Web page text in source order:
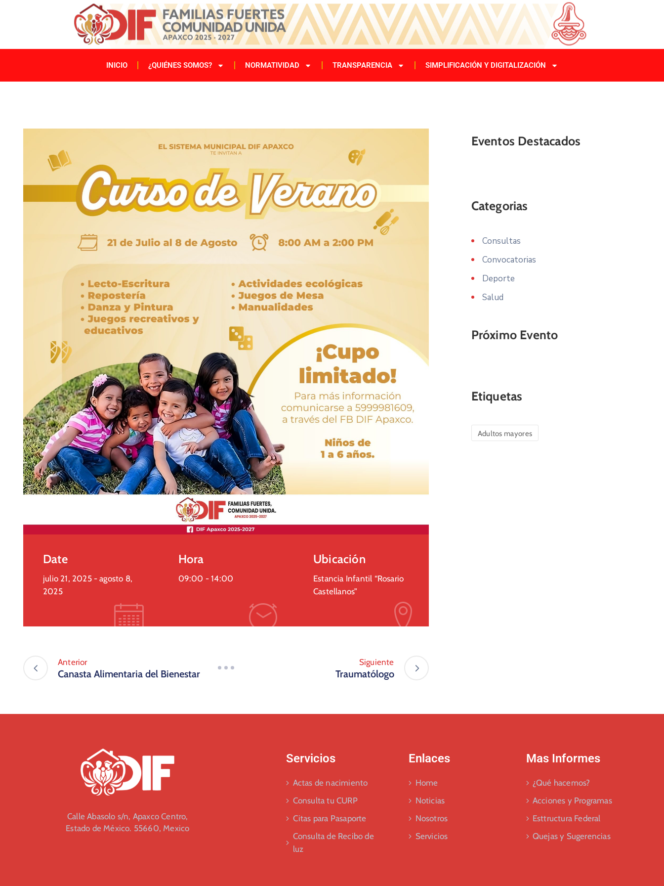
INICIO ¿QUIÉNES SOMOS? NORMATIVIDAD TRANSPARENCIA SIMPLIFICACIÓN Y DIGITALIZACIÓN
Date
julio 21, 2025 - agosto 8,
2025
Hora
09:00 -14:00
Ubicación
Estancia Infantil “Rosario
Castellanos”
Anterior
Canasta Alimentaria del Bienestar
Siguiente
Traumatólogo
Eventos Destacados
Categorias
Consultas
Convocatorias
Deporte
Salud
Próximo Evento
Etiquetas
Adultos mayores
Calle Abasolo s/n, Apaxco Centro,
Estado de México. 55660, Mexico
Servicios
Actas de nacimiento
Consulta tu CURP
Citas para Pasaporte
Consulta de Recibo de
luz
Enlaces
Home
Noticias
Nosotros
Servicios
Mas Informes
¿Qué hacemos?
Acciones y Programas
Esttructura Federal
Quejas y Sugerencias